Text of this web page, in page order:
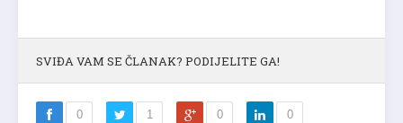
SVIĐA VAM SE ČLANAK? PODIJELITE GA!
0 1 0 0